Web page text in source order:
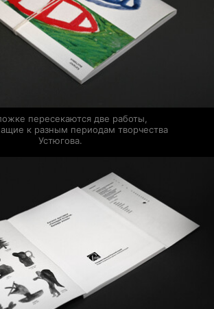
пересекаются две работы,
к разным периодам творчества
Устюгова.